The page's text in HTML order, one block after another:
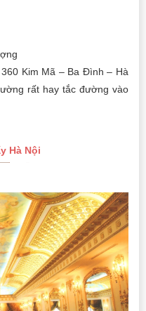
Kim Mã – Ba Đình – Hà
rất hay tắc đường vào
Hà Nội